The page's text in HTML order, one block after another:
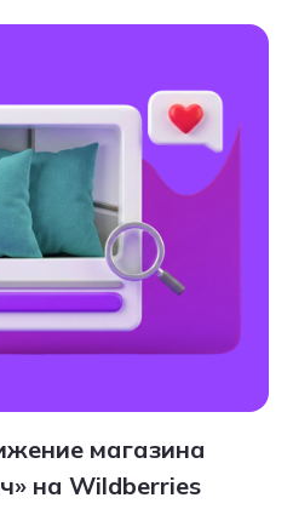
магазина
на Wildberries